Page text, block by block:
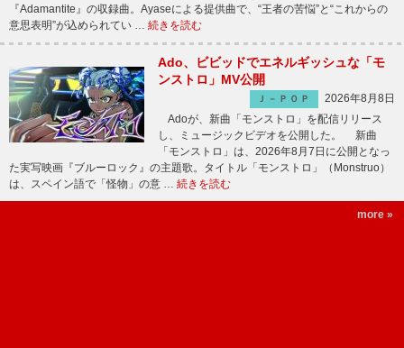
『Adamantite』の収録曲。Ayaseによる提供曲で、“王者の苦悩”と“これからの
意思表明”が込められてい … 続きを読む
Ado、ビビッドでエネルギッシュな「モ
ンストロ」MV公開
Ｊ－ＰＯＰ
2026年8月8日
Adoが、新曲「モンストロ」を配信リリース
し、ミュージックビデオを公開した。 新曲
「モンストロ」は、2026年8月7日に公開となっ
た実写映画『ブルーロック』の主題歌。タイトル「モンストロ」（Monstruo）
は、スペイン語で「怪物」の意 … 続きを読む
more »